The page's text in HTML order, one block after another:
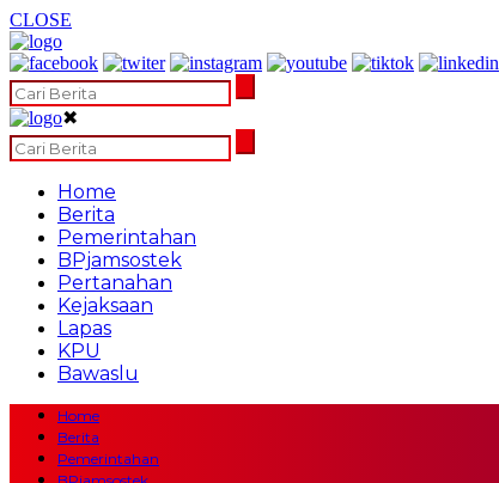
CLOSE
✖
Home
Berita
Pemerintahan
BPjamsostek
Pertanahan
Kejaksaan
Lapas
KPU
Bawaslu
Home
Berita
Pemerintahan